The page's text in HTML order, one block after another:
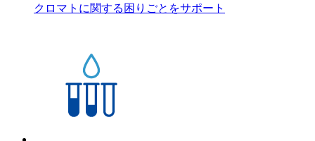
クロマトに関する困りごとをサポート